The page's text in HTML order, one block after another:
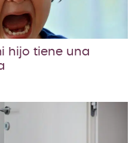
hijo tiene una